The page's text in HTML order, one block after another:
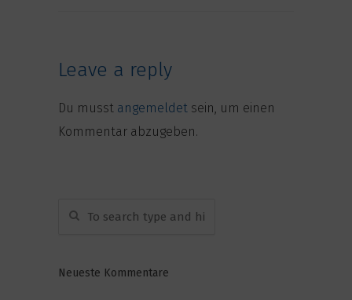
Leave a reply
Du musst angemeldet sein, um einen
Kommentar abzugeben.
Neueste Kommentare